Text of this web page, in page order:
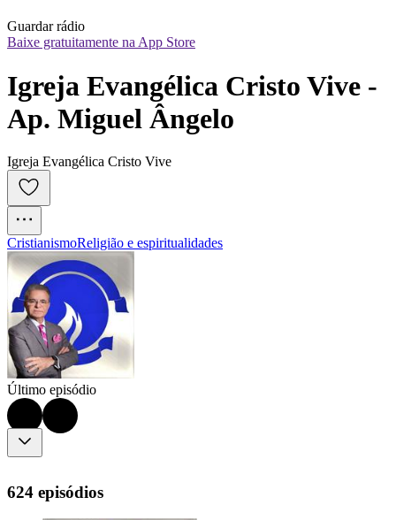
Guardar rádio
Baixe gratuitamente na App Store
Igreja Evangélica Cristo Vive -
Ap. Miguel Ângelo
Igreja Evangélica Cristo Vive
CristianismoReligião e espiritualidades
Último episódio
624 episódios